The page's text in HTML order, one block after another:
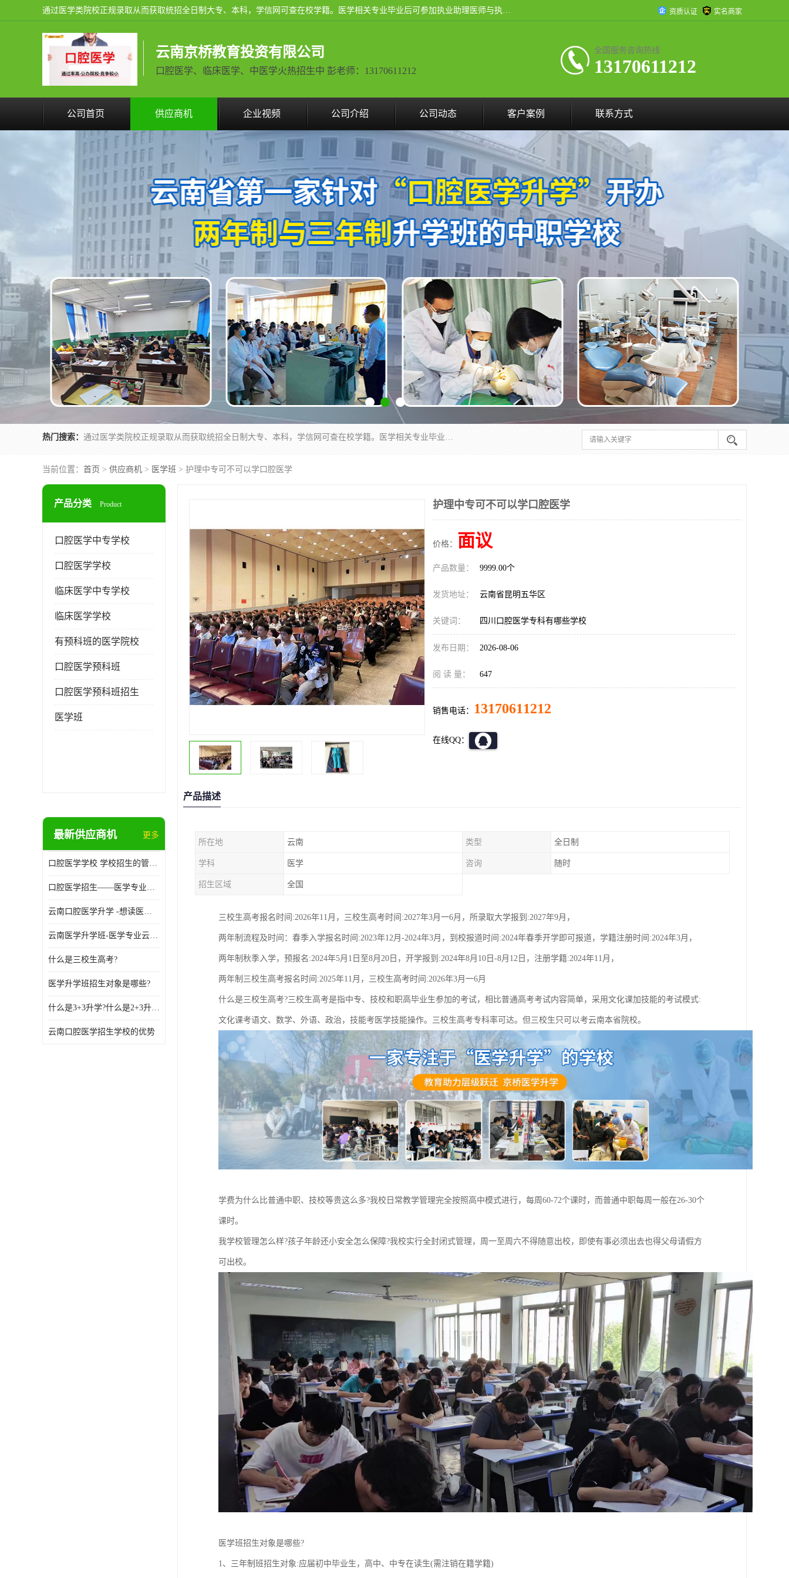
通过医学类院校正规录取从而获取统招全日制大专、本科，学信网可查在校学籍。医学相关专业毕业后可参加执业助理医师与执业医师证书考试（如口腔医学、临床医学、中医学等专业）. 资质认证 实名商家
云南京桥教育投资有限公司
口腔医学、临床医学、中医学火热招生中 彭老师：13170611212
全国服务咨询热线:
13170611212
公司首页 供应商机 企业视频 公司介绍 公司动态 客户案例 联系方式
热门搜索： 通过医学类院校正规录取从而获取统招全日制大专、本科，学信网可查在校学籍。医学相关专业毕业后可参加执业助理医师与执业医师证书考试（如口腔医学、临床医学、中医学等专业）.
当前位置： 首页 > 供应商机 > 医学班 > 护理中专可不可以学口腔医学
产品分类 Product
口腔医学中专学校
口腔医学学校
临床医学中专学校
临床医学学校
有预科班的医学院校
口腔医学预科班
口腔医学预科班招生
医学班
最新供应商机 更多
口腔医学学校 学校招生的管理制度
口腔医学招生——医学专业升学现状
云南口腔医学升学 -想读医学专业的你是否有太多的困惑?
云南医学升学班-医学专业云南升学优势
什么是三校生高考?
医学升学班招生对象是哪些?
什么是3+3升学?什么是2+3升学?
云南口腔医学招生学校的优势
护理中专可不可以学口腔医学
价格： 面议
产品数量： 9999.00个
发货地址： 云南省昆明五华区
关键词： 四川口腔医学专科有哪些学校
发布日期： 2026-08-06
阅 读 量： 647
销售电话： 13170611212
在线QQ：
产品描述
所在地 云南 类型 全日制
学科 医学 咨询 随时
招生区域 全国
三校生高考报名时间:2026年11月，三校生高考时间:2027年3月一6月，所录取大学报到:2027年9月，
两年制流程及时间：春季入学报名时间:2023年12月-2024年3月，到校报道时间:2024年春季开学即可报道，学籍注册时间:2024年3月，
两年制秋季入学，预报名:2024年5月1日至8月20日，开学报到:2024年8月10日-8月12日，注册学籍:2024年11月，
两年制三校生高考报名时间:2025年11月，三校生高考时间:2026年3月一6月
什么是三校生高考?三校生高考是指中专、技校和职高毕业生参加的考试，相比普通高考考试内容简单，采用文化课加技能的考试模式:
文化课考语文、数学、外语、政治，技能考医学技能操作。三校生高考专科率可达。但三校生只可以考云南本省院校。
学费为什么比普通中职、技校等贵这么多?我校日常教学管理完全按照高中模式进行，每周60-72个课时，而普通中职每周一般在26-30个
课时。
我学校管理怎么样?孩子年龄还小安全怎么保障?我校实行全封闭式管理，周一至周六不得随意出校，即使有事必须出去也得父母请假方
可出校。
医学班招生对象是哪些?
1、三年制班招生对象:应届初中毕业生，高中、中专在读生(需注销在籍学籍)